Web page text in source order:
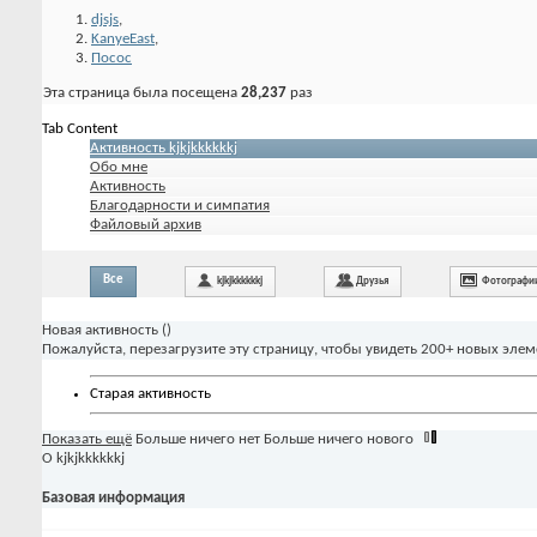
djsjs,
KanyeEast,
Посос
Эта страница была посещена 28,237 раз
Tab Content
Активность kjkjkkkkkkj
Обо мне
Активность
Благодарности и симпатия
Файловый архив
Все kjkjkkkkkkj Друзья
Новая активность ()
Пожалуйста, перезагрузите эту страницу, чтобы увидеть 200+ новых
Старая активность
Показать ещё Больше ничего нет Больше ничего нового
О kjkjkkkkkkj
Базовая информация